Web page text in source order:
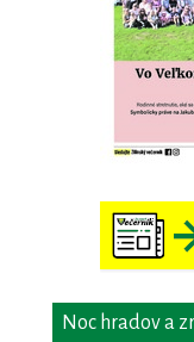
Noc hradov a